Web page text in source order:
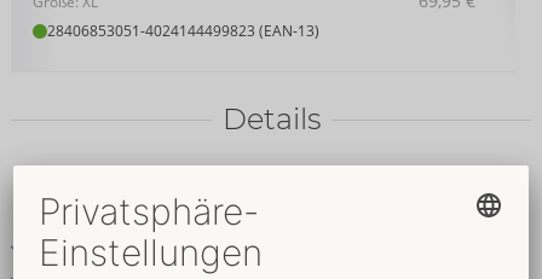
28406853051-4024144499823 (EAN-13)
Details
Lack-Taillenmieder in Rot